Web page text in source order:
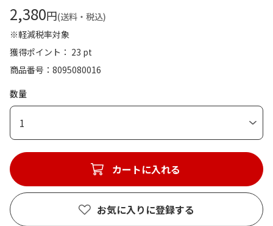
2,380円(送料・税込)
※軽減税率対象
獲得ポイント： 23 pt
商品番号
8095080016
数量
1
カートに入れる
お気に入りに登録する